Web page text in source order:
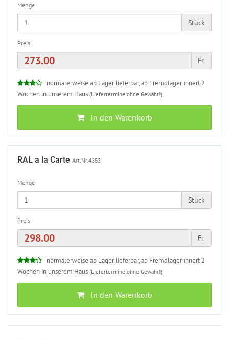
Menge
Stück
Preis
Fr.
normalerweise ab Lager lieferbar, ab Fremdlager innert 2
Wochen in unserem Haus (Liefertermine ohne Gewähr!)
In den Warenkorb
RAL a la Carte Art.Nr.4353
Menge
Stück
Preis
Fr.
normalerweise ab Lager lieferbar, ab Fremdlager innert 2
Wochen in unserem Haus (Liefertermine ohne Gewähr!)
In den Warenkorb